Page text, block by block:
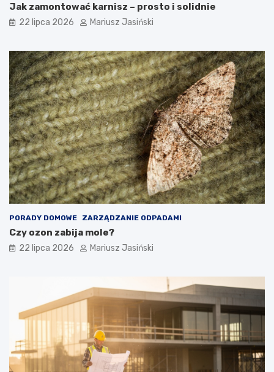
Jak zamontować karnisz – prosto i solidnie
22 lipca 2026 Mariusz Jasiński
PORADY DOMOWE ZARZĄDZANIE ODPADAMI
Czy ozon zabija mole?
22 lipca 2026 Mariusz Jasiński